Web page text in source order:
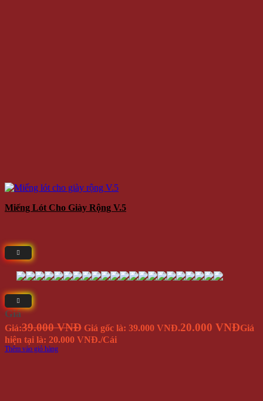
Miếng Lót Cho Giày Rộng V.5
Giá
Giá:39.000 VNĐ Giá gốc là: 39.000 VNĐ.20.000 VNĐGiá
hiện tại là: 20.000 VNĐ./Cái
Thêm vào giỏ hàng